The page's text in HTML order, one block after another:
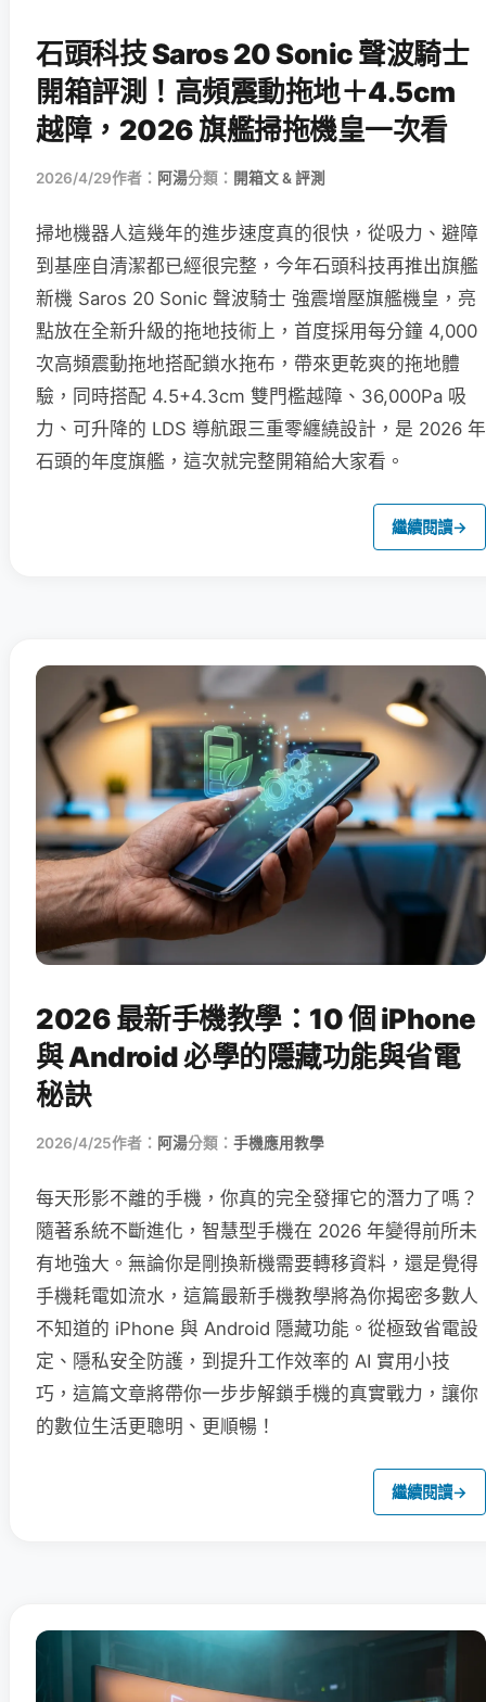
石頭科技 Saros 20 Sonic 聲波騎士
開箱評測！高頻震動拖地＋4.5cm
越障，2026 旗艦掃拖機皇一次看
2026/4/29作者： 阿湯分類： 開箱文 & 評測
掃地機器人這幾年的進步速度真的很快，從吸力、避障
到基座自清潔都已經很完整，今年石頭科技再推出旗艦
新機 Saros 20 Sonic 聲波騎士 強震增壓旗艦機皇，亮
點放在全新升級的拖地技術上，首度採用每分鐘 4,000
次高頻震動拖地搭配鎖水拖布，帶來更乾爽的拖地體
驗，同時搭配 4.5+4.3cm 雙門檻越障、36,000Pa 吸
力、可升降的 LDS 導航跟三重零纏繞設計，是 2026 年
石頭的年度旗艦，這次就完整開箱給大家看。
繼續閱讀→
2026 最新手機教學：10 個 iPhone
與 Android 必學的隱藏功能與省電
秘訣
2026/4/25作者： 阿湯分類： 手機應用教學
每天形影不離的手機，你真的完全發揮它的潛力了嗎？
隨著系統不斷進化，智慧型手機在 2026 年變得前所未
有地強大。無論你是剛換新機需要轉移資料，還是覺得
手機耗電如流水，這篇最新手機教學將為你揭密多數人
不知道的 iPhone 與 Android 隱藏功能。從極致省電設
定、隱私安全防護，到提升工作效率的 AI 實用小技
巧，這篇文章將帶你一步步解鎖手機的真實戰力，讓你
的數位生活更聰明、更順暢！
繼續閱讀→